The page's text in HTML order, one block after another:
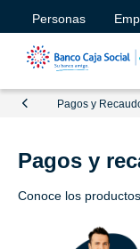
Personas
Pagos y
Pagos y
Conoce los